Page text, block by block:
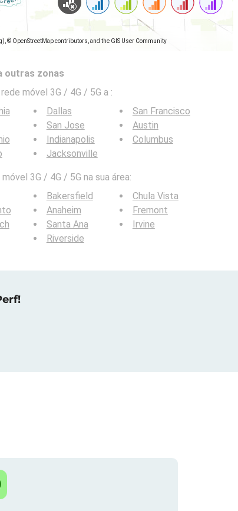
© OpenStreetMap contributors, and the GIS User Community
outras zonas
móvel 3G / 4G / 5G a :
Dallas
San Jose
Indianapolis
Jacksonville
San Francisco
Austin
Columbus
3G / 4G / 5G na sua área:
Bakersfield
Anaheim
Santa Ana
Riverside
Chula Vista
Fremont
Irvine